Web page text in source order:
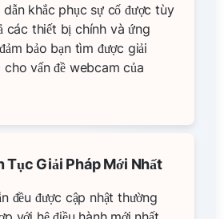
khắc phục sự cố được tùy
các thiết bị chính và ứng
bảo bạn tìm được giải
vấn đề webcam của
Tục Giải Pháp Mới Nhất
đều được cập nhật thường